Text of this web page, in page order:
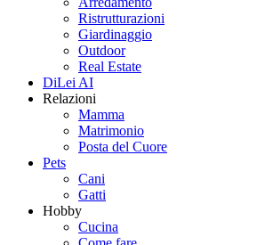
Ristrutturazioni
Giardinaggio
Outdoor
Real Estate
DiLei AI
Relazioni
Mamma
Matrimonio
Posta del Cuore
Pets
Cani
Gatti
Hobby
Cucina